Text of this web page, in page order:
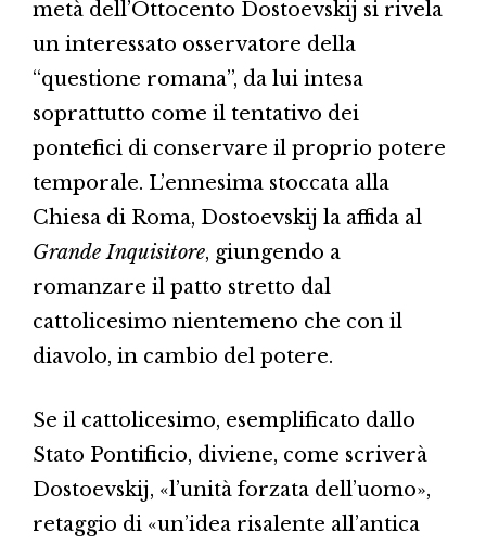
metà dell’Ottocento Dostoevskij si rivela
un interessato osservatore della
“questione romana”, da lui intesa
soprattutto come il tentativo dei
pontefici di conservare il proprio potere
temporale. L’ennesima stoccata alla
Chiesa di Roma, Dostoevskij la affida al
Grande Inquisitore, giungendo a
romanzare il patto stretto dal
cattolicesimo nientemeno che con il
diavolo, in cambio del potere.
Se il cattolicesimo, esemplificato dallo
Stato Pontificio, diviene, come scriverà
Dostoevskij, «l’unità forzata dell’uomo»,
retaggio di «un’idea risalente all’antica